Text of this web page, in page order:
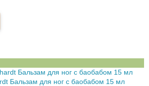
Бальзам для ног с баобабом 15 мл